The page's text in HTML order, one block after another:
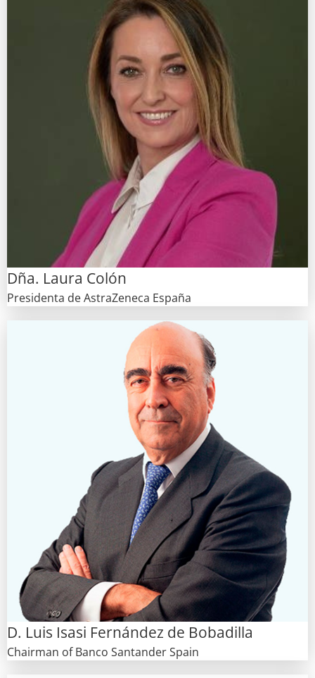
Dña. Laura Colón
Presidenta de AstraZeneca España
D. Luis Isasi Fernández de Bobadilla
Chairman of Banco Santander Spain